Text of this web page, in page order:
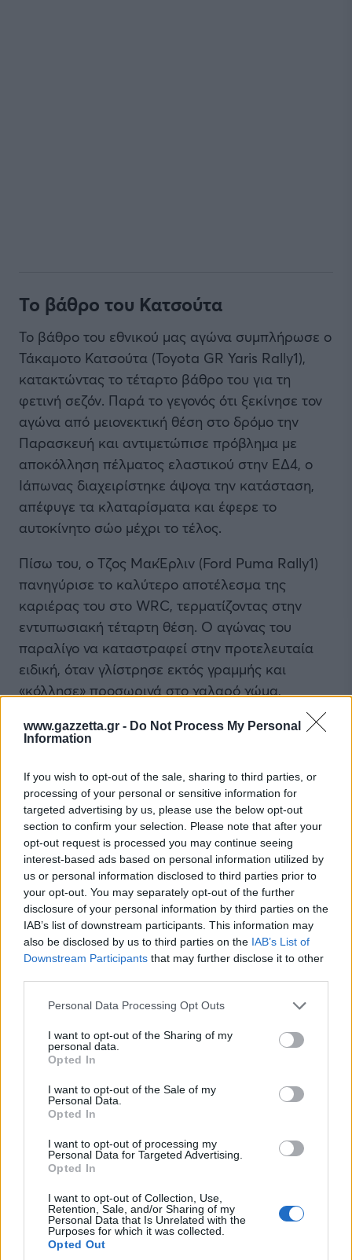
www.gazzetta.gr - Do Not Process My Personal
Information
If you wish to opt-out of the sale, sharing to third parties, or
processing of your personal or sensitive information for
targeted advertising by us, please use the below opt-out
section to confirm your selection. Please note that after your
opt-out request is processed you may continue seeing
interest-based ads based on personal information utilized by
us or personal information disclosed to third parties prior to
your opt-out. You may separately opt-out of the further
disclosure of your personal information by third parties on the
IAB’s list of downstream participants. This information may
also be disclosed by us to third parties on the IAB’s List of
Downstream Participants that may further disclose it to other
Please note that this website/app uses one or more Google
not limited to your visit or usage behaviour. You may click to
grant or deny consent to Google and its third-party tags to
use your data for below specified purposes in below Google
consent section.
Personal Data Processing Opt Outs
I want to opt-out of the Sharing of my
personal data.
Opted In
I want to opt-out of the Sale of my
Personal Data.
Opted In
I want to opt-out of processing my
Personal Data for Targeted Advertising.
Opted In
I want to opt-out of Collection, Use,
Retention, Sale, and/or Sharing of my
Personal Data that Is Unrelated with the
Purposes for which it was collected.
Opted Out
Το βάθρο του Κατσούτα
Το βάθρο του εθνικού μας αγώνα συμπλήρωσε ο
Τάκαμοτο Κατσούτα (Toyota GR Yaris Rally1),
κατακτώντας το τέταρτο βάθρο του για τη
φετινή σεζόν. Παρά το γεγονός ότι ξεκίνησε τον
αγώνα από μειονεκτική θέση στο δρόμο την
Παρασκευή και αντιμετώπισε πρόβλημα με
αποκόλληση πέλματος ελαστικού στην ΕΔ4, ο
Ιάπωνας διαχειρίστηκε άψογα την κατάσταση,
απέφυγε τα κλαταρίσματα και έφερε το
αυτοκίνητο σώο μέχρι το τέλος.
Πίσω του, ο Τζος ΜακΈρλιν (Ford Puma Rally1)
πανηγύρισε το καλύτερο αποτέλεσμα της
καριέρας του στο WRC, τερματίζοντας στην
εντυπωσιακή τέταρτη θέση. Ο αγώνας του
παραλίγο να καταστραφεί στην προτελευταία
ειδική, όταν γλίστρησε εκτός γραμμής και
«κόλλησε» προσωρινά στο χαλαρό χώμα,
χάνοντας σχεδόν ένα λεπτό. Ωστόσο, στην Power
Stage άντεξε την τρομερή πίεση του Σάμι
τέταρτη θέση για μόλις 6,7 δευτερόλεπτα, με τον
Πάγιαρι να περιορίζεται εν τέλει στην πέμπτη
θέση της γενικής.
BREAKING: Disaster
for Thierry Neuville
on penultimate
stage 😵#WRC
#AcropolisRally
🇬🇷
pic.twitter.com/